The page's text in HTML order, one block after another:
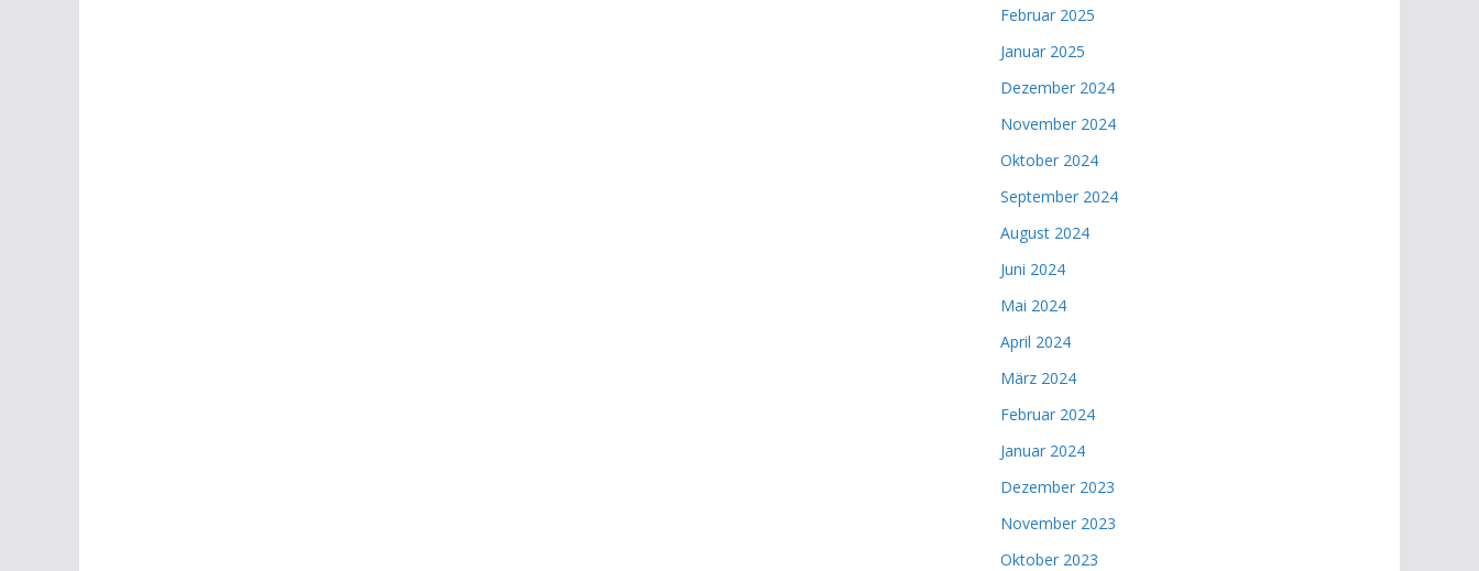
Februar 2025
Januar 2025
Dezember 2024
November 2024
Oktober 2024
September 2024
August 2024
Juni 2024
Mai 2024
April 2024
März 2024
Februar 2024
Januar 2024
Dezember 2023
November 2023
Oktober 2023